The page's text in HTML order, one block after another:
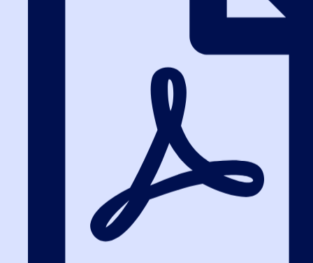
Маркетплейсы для школ и
Госуслугах: новые правила
для поставщиков по 44-ФЗ
За последнюю неделю в сфере госзакупок
произошло сразу несколько значимых событий,
которые напрямую влияют на работу
поставщиков по 44-ФЗ. Приняты...
Тендер